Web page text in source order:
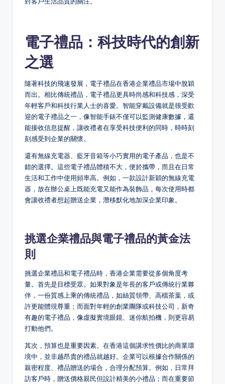
電子禮品：科技時代的創新
之選
隨著科技的飛速發展，電子禮品在香港企業禮品市場中脫穎
而出。相比傳統禮品，電子禮品更具時尚感和科技感，深受
年輕客戶和科技行業人士的喜愛。智能穿戴設備就是很受歡
迎的電子禮品之一，像智能手錶不僅可以監測健康數據，還
能接收信息提醒，讓收禮者在享受科技便利的同時，時時刻
刻感受到企業的關懷。
還有無線充電器、藍牙音箱等小巧實用的電子產品，也是不
錯的選擇。這些電子禮品體積不大，便於攜帶，而且在日常
生活和工作中使用頻率高。例如，一款設計新穎的無線充電
器，放在辦公桌上既能充電又能作為裝飾品，每次使用時都
會讓收禮者想起贈送企業，潛移默化地加深企業印象。
挑選企業禮品與電子禮品的黃金法
則
挑選企業禮品和電子禮品時，香港企業需要從多個角度考
量。首先是目標受眾。如果對象是年長的客戶或傳統行業夥
伴，一份質感上乘的傳統禮品，如絲質領帶、高檔茶葉，或
許更能體現尊重；而面對年輕的創業團隊或科技公司，新奇
有趣的電子禮品，像虛擬實境眼鏡、迷你航拍機，則更容易
打動他們。
其次，預算也是重要因素。在香港這個講求性價比的商業環
境中，並非越昂貴的禮品就越好。企業可以根據合作關係的
親密程度、禮品贈送的場合，合理分配預算。例如，日常拜
訪客戶時，贈送價格親民但設計精美的小禮品；而在重要節